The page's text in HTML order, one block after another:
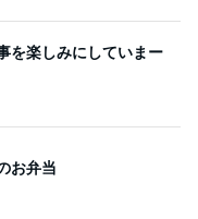
を楽しみにしていまー
お弁当